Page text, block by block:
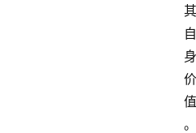
其
自
身
价
值
。